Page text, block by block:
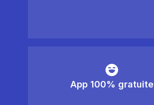
App 100% gratuite